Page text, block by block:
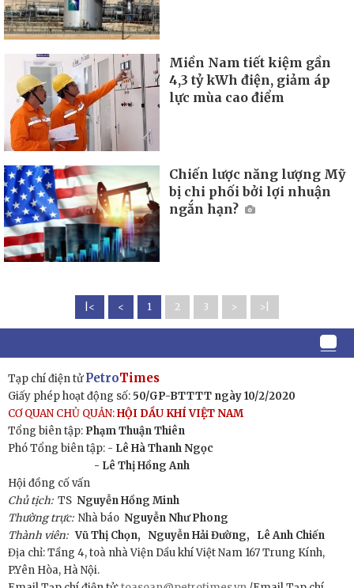
Miền Nam tiết kiệm gần
4,3 tỷ kWh điện, giảm áp
lực mùa cao điểm
Chiến lược năng lượng Mỹ
bị chi phối bởi lợi nhuận
ngắn hạn?
|< < 1 2 3 > >|
Tạp chí điện tửPetroTimes
Giấy phép hoạt động số: 50/GP-BTTTT ngày 10/2/2020
CƠ QUAN CHỦ QUẢN:HỘI DẦU KHÍ VIỆT NAM
Tổng biên tập: Phạm Thuận Thiên
Phó Tổng biên tập: - Lê Hà Thanh Ngọc
- Lê Thị Hồng Anh
Hội đồng cố vấn
Chủ tịch:TS Nguyễn Hồng Minh
Thường trực: Nhà báo Nguyễn Như Phong
Thành viên: Vũ Thị Chọn, Nguyễn Hải Đường,
Lê Anh Chiến
Địa chỉ: Tầng 4, toà nhà Viện Dầu khí Việt Nam 167 Trung Kính,
P.Yên Hòa, Hà Nội.